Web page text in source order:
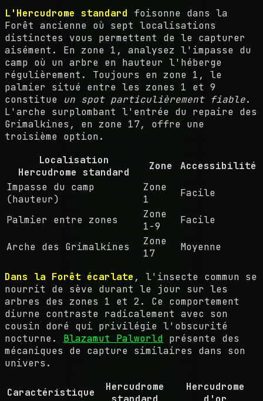
L'Hercudrome standard foisonne dans la
Forêt ancienne où sept localisations
distinctes vous permettent de le capturer
aisément. En zone 1, analysez l'impasse du
camp où un arbre en hauteur l'héberge
régulièrement. Toujours en zone 1, le
palmier situé entre les zones 1 et 9
constitue un spot particulièrement fiable.
L'arche surplombant l'entrée du repaire des
Grimalkines, en zone 17, offre une
troisième option.
Localisation
Hercudrome standard
Zone
Accessibilité
Impasse du camp
(hauteur)
Zone
1
Facile
Palmier entre zones
Zone
1-9
Facile
Arche des Grimalkines
Zone
17
Moyenne
Dans la Forêt écarlate , l'insecte commun se
nourrit de sève durant le jour sur les
arbres des zones 1 et 2. Ce comportement
diurne contraste radicalement avec son
cousin doré qui privilégie l'obscurité
nocturne. Blazamut Palworld présente des
mécaniques de capture similaires dans son
univers.
Caractéristique
Hercudrome
Hercudrome